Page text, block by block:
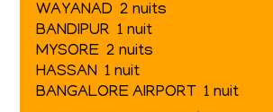
WAYANAD 2 nuits
BANDIPUR 1 nuit
MYSORE 2 nuits
HASSAN 1 nuit
BANGALORE AIRPORT 1 nuit